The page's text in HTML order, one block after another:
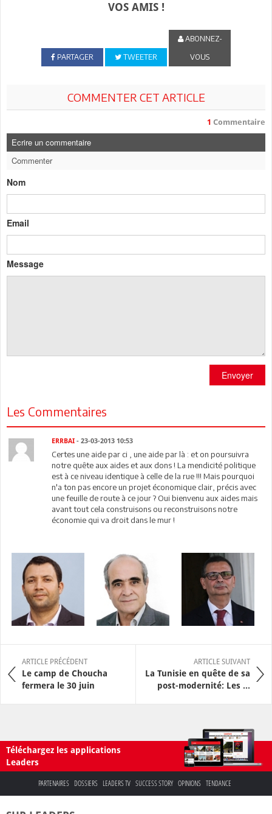
VOS AMIS !
PARTAGER TWEETER
ABONNEZ-
VOUS
COMMENTER CET ARTICLE
1 Commentaire
Ecrire un commentaire
Commenter
Nom
Email
Message
Envoyer
Les Commentaires
ERRBAI - 23-03-2013 10:53
Certes une aide par ci , une aide par là : et on poursuivra
notre quête aux aides et aux dons ! La mendicité politique
est à ce niveau identique à celle de la rue !!! Mais pourquoi
n'a ton pas encore un projet économique clair, précis avec
une feuille de route à ce jour ? Oui bienvenu aux aides mais
avant tout cela construisons ou reconstruisons notre
économie qui va droit dans le mur !
ARTICLE PRÉCÉDENT
Le camp de Choucha
fermera le 30 juin
ARTICLE SUIVANT
La Tunisie en quête de sa
post-modernité: Les ...
Téléchargez les applications
Leaders
PARTENAIRES DOSSIERS LEADERS TV SUCCESS STORY OPINIONS TENDANCE